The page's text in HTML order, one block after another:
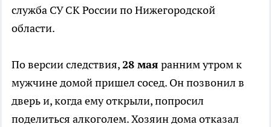
служба СУ СК России по Нижегородской
области.
По версии следствия,28 мая ранним утром к
мужчине домой пришел сосед. Он позвонил в
дверь и, когда ему открыли, попросил
поделиться алкоголем. Хозяин дома отказал